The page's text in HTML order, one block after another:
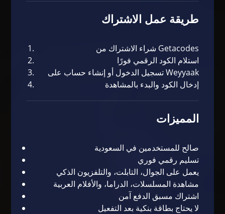
طريقة عمل الاشتراك
Getacodes
استلام الكود الرقمي فورًا
تسجيل الدخول أو إنشاء حساب علىWeyyaak
إدخال الكود والبدء بالمشاهدة
المميزات
صالح للمستخدمين في السعودية
تسليم رقمي فوري
يعمل على الجوال، التابلت، والتلفزيون الذكي
مشاهدة المسلسلات، الدراما، والأفلام العربية
اشتراك مسبق الدفع آمن
لا يحتاج بطاقة بنكية بعد التفعيل